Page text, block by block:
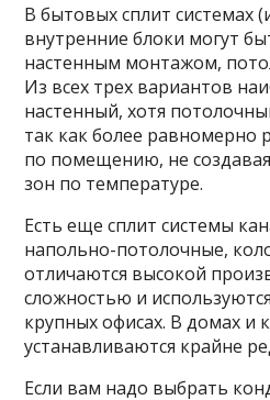
В бытовых сплит системах
внутренние блоки могут
настенным монтажом,
Из всех трех вариантов
настенный, хотя
так как более равномерно
по помещению, не
зон по температуре.
Есть еще сплит системы
напольно-потолочные,
отличаются высокой
сложностью и
крупных офисах. В домах и
устанавливаются крайне
Если вам надо выбрать